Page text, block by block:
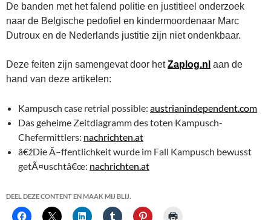
De banden met het falend politie en justitieel onderzoek
naar de Belgische pedofiel en kindermoordenaar Marc
Dutroux en de Nederlands justitie zijn niet ondenkbaar.
Deze feiten zijn samengevat door hetZaplog.nl aan de
hand van deze artikelen:
Kampusch case retrial possible: austrianindependent.com
Das geheime Zeitdiagramm des toten Kampusch-
Chefermittlers: nachrichten.at
â€žDie Ã–ffentlichkeit wurde im Fall Kampusch bewusst
getÃ¤uschtâ€œ: nachrichten.at
DEEL DEZE CONTENT EN MAAK MIJ BLIJ.